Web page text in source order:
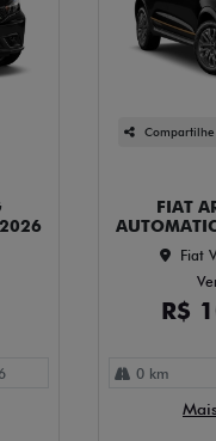
Compartilhe
FIAT
Fiat
R$
0 km